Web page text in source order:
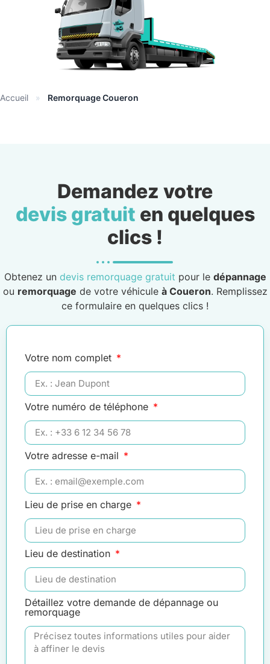
Accueil » Remorquage Coueron
Demandez votre
devis gratuit en quelques
clics !
Obtenez un devis remorquage gratuit pour le dépannage
ou remorquage de votre véhicule à Coueron. Remplissez
ce formulaire en quelques clics !
Votre nom complet
Votre numéro de téléphone
Votre adresse e-mail
Lieu de prise en charge
Lieu de destination
Détaillez votre demande de dépannage ou
remorquage